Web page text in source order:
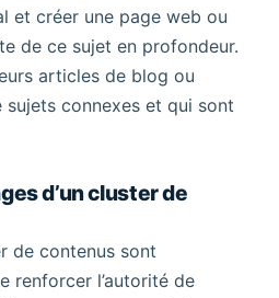
et créer une page web ou
de ce sujet en profondeur.
articles de blog ou
connexes et qui sont
d’un cluster de
de contenus sont
renforcer l’autorité de